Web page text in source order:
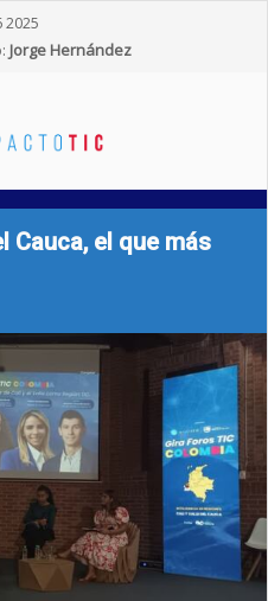
2025
Jorge Hernández
Cauca, el que más